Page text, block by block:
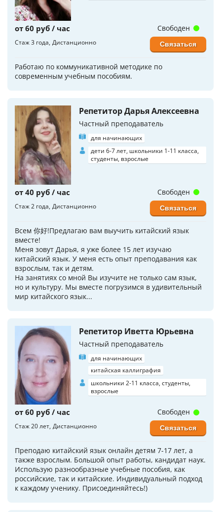
от 60 руб / час
Стаж 3 года Дистанционно
Работаю по коммуникативной методике по
современным учебным пособиям.
Свободен
Связаться
Репетитор Дарья Алексеевна
Частный преподаватель
для начинающих
дети 6-7 лет, школьники 1-11 класса,
студенты, взрослые
от 40 руб / час
Стаж 2 года Дистанционно
Всем 你好!Предлагаю вам выучить китайский язык
вместе!
Меня зовут Дарья, я уже более 15 лет изучаю
китайский язык. У меня есть опыт преподавания как
взрослым, так и детям.
На занятиях со мной Вы изучите не только сам язык,
но и культуру. Мы вместе погрузимся в удивительный
мир китайского язык...
Свободен
Связаться
Репетитор Иветта Юрьевна
Частный преподаватель
для начинающих
китайская каллиграфия
школьники 2-11 класса, студенты,
взрослые
от 60 руб / час
Стаж 20 лет Дистанционно
Преподаю китайский язык онлайн детям 7-17 лет, а
также взрослым. Большой опыт работы, кандидат наук.
Использую разнообразные учебные пособия, как
российские, так и китайские. Индивидуальный подход
к каждому ученику. Присоединяйтесь!)
Свободен
Связаться